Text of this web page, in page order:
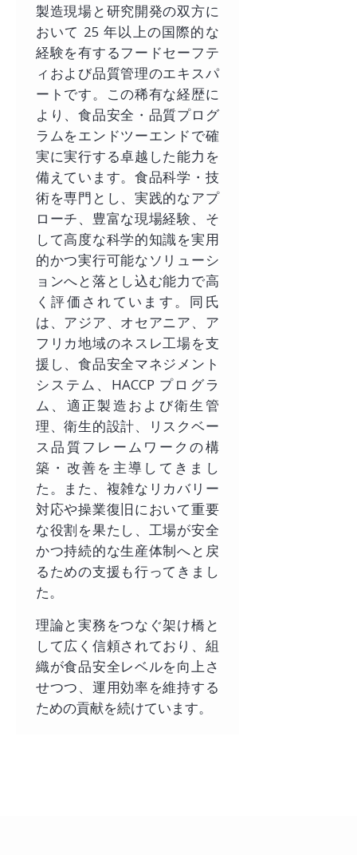
製造現場と研究開発の双方に
おいて 25 年以上の国際的な
経験を有するフードセーフテ
ィおよび品質管理のエキスパ
ートです。この稀有な経歴に
より、食品安全・品質プログ
ラムをエンドツーエンドで確
実に実行する卓越した能力を
備えています。食品科学・技
術を専門とし、実践的なアプ
ローチ、豊富な現場経験、そ
して高度な科学的知識を実用
的かつ実行可能なソリューシ
ョンへと落とし込む能力で高
く評価されています。同氏
は、アジア、オセアニア、ア
フリカ地域のネスレ工場を支
援し、食品安全マネジメント
システム、HACCP プログラ
ム、適正製造および衛生管
理、衛生的設計、リスクベー
ス品質フレームワークの構
築・改善を主導してきまし
た。また、複雑なリカバリー
対応や操業復旧において重要
な役割を果たし、工場が安全
かつ持続的な生産体制へと戻
るための支援も行ってきまし
た。
理論と実務をつなぐ架け橋と
して広く信頼されており、組
織が食品安全レベルを向上さ
せつつ、運用効率を維持する
ための貢献を続けています。